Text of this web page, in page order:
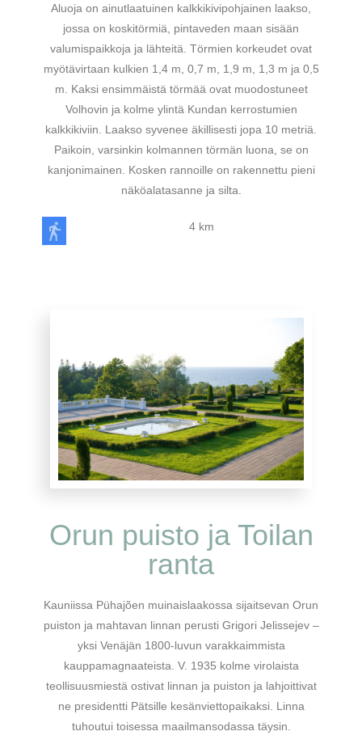
Aluoja on ainutlaatuinen kalkkikivipohjainen laakso,
jossa on koskitörmiä, pintaveden maan sisään
valumispaikkoja ja lähteitä. Törmien korkeudet ovat
myötävirtaan kulkien 1,4 m, 0,7 m, 1,9 m, 1,3 m ja 0,5
m. Kaksi ensimmäistä törmää ovat muodostuneet
Volhovin ja kolme ylintä Kundan kerrostumien
kalkkikiviin. Laakso syvenee äkillisesti jopa 10 metriä.
Paikoin, varsinkin kolmannen törmän luona, se on
kanjonimainen. Kosken rannoille on rakennettu pieni
näköalatasanne ja silta.
4 km
Orun puisto ja Toilan
ranta
Kauniissa Pühajõen muinaislaakossa sijaitsevan Orun
puiston ja mahtavan linnan perusti Grigori Jelissejev –
yksi Venäjän 1800-luvun varakkaimmista
kauppamagnaateista. V. 1935 kolme virolaista
teollisuusmiestä ostivat linnan ja puiston ja lahjoittivat
ne presidentti Pätsille kesänviettopaikaksi. Linna
tuhoutui toisessa maailmansodassa täysin.